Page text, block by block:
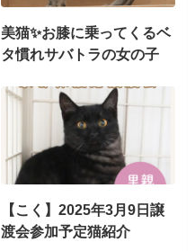
美猫✨お膝に乗ってくるベ
タ慣れサバトラの女の子
【こく】2025年3月9日譲
渡会参加予定猫紹介